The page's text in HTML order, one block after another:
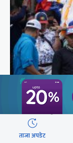
पर्वतारोही
ताजा अपडेट